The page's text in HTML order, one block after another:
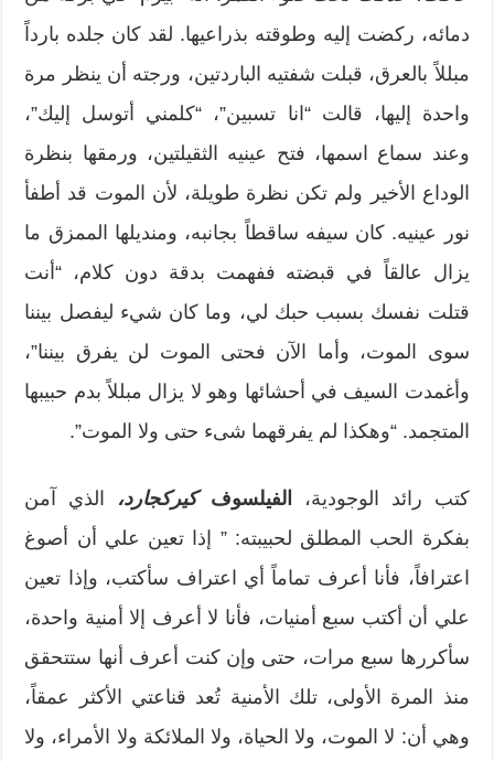
دمائه، ركضت إليه وطوقته بذراعيها. لقد كان جلده بارداً
مبللاً بالعرق، قبلت شفتيه الباردتين، ورجته أن ينظر مرة
واحدة إليها، قالت “انا تسبين”، “كلمني أتوسل إليك”،
وعند سماع اسمها، فتح عينيه الثقيلتين، ورمقها بنظرة
الوداع الأخير ولم تكن نظرة طويلة، لأن الموت قد أطفأ
نور عينيه. كان سيفه ساقطاً بجانبه، ومنديلها الممزق ما
يزال عالقاً في قبضته ففهمت بدقة دون كلام، “أنت
قتلت نفسك بسبب حبك لي، وما كان شيء ليفصل بيننا
سوى الموت، وأما الآن فحتى الموت لن يفرق بيننا”،
وأغمدت السيف في أحشائها وهو لا يزال مبللاً بدم حبيبها
المتجمد. “وهكذا لم يفرقهما شىء حتى ولا الموت”.
كتب رائد الوجودية، الفيلسوفكيركجارد، الذي آمن
بفكرة الحب المطلق لحبيبته: ” إذا تعين علي أن أصوغ
اعترافاً، فأنا أعرف تماماً أي اعتراف سأكتب، وإذا تعين
علي أن أكتب سبع أمنيات، فأنا لا أعرف إلا أمنية واحدة،
سأكررها سبع مرات، حتى وإن كنت أعرف أنها ستتحقق
منذ المرة الأولى، تلك الأمنية تُعد قناعتي الأكثر عمقاً،
وهي أن: لا الموت، ولا الحياة، ولا الملائكة ولا الأمراء، ولا